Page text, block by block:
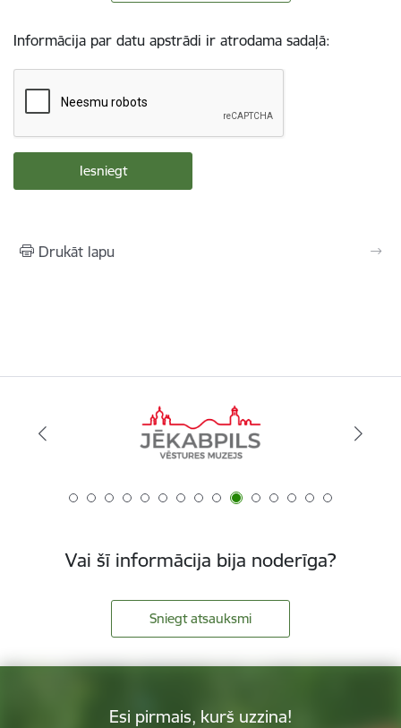
Informācija par datu apstrādi ir atrodama sadaļā:
Drukāt lapu
Vai šī informācija bija noderīga?
Sniegt atsauksmi
Esi pirmais, kurš uzzina!